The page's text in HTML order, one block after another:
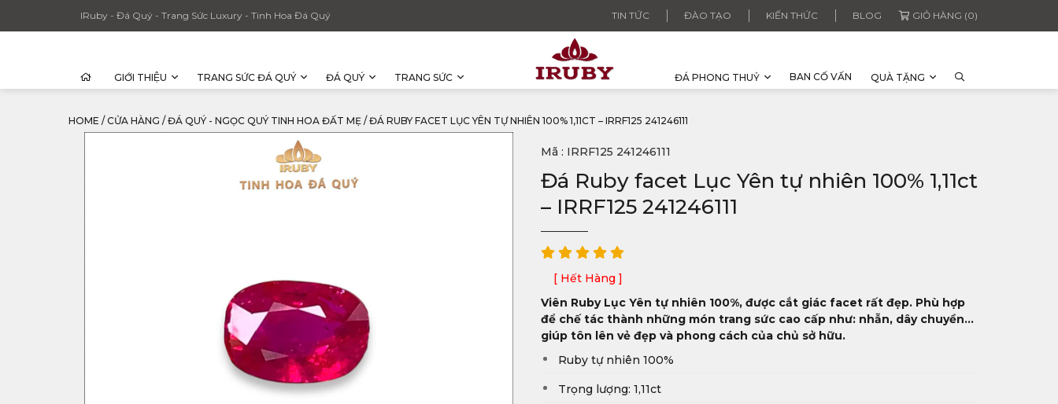
IRuby - Đá Quý - Trang Sức Luxury - Tinh Hoa Đá Quý TIN TỨC ĐÀO TẠO KIẾN THỨC BLOG GIỎ HÀNG (0)
GIỚI THIỆU TRANG SỨC ĐÁ QUÝ ĐÁ QUÝ TRANG SỨC ĐÁ PHONG THUỶ BAN CỐ VẤN QUÀ TẶNG
HOME / CỬA HÀNG / ĐÁ QUÝ - NGỌC QUÝ TINH HOA ĐẤT MẸ / ĐÁ RUBY FACET LỤC YÊN TỰ NHIÊN 100% 1,11CT – IRRF125 241246111
Mã : IRRF125 241246111
Đá Ruby facet Lục Yên tự nhiên 100% 1,11ct
– IRRF125 241246111
[ Hết Hàng ]
Viên Ruby Lục Yên tự nhiên 100%, được cắt giác facet rất đẹp. Phù hợp
để chế tác thành những món trang sức cao cấp như: nhẫn, dây chuyền...
giúp tôn lên vẻ đẹp và phong cách của chủ sở hữu.
Ruby tự nhiên 100%
Trọng lượng: 1,11ct